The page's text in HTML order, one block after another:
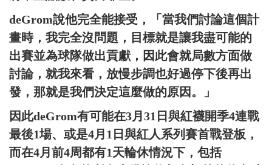
deGrom說他完全能接受，「當我們討論這個計
畫時，我完全沒問題，目標就是讓我盡可能的
出賽並為球隊做出貢獻，因此會就局數方面做
討論，就我來看，放慢步調也好過停下後再出
發，那就是我們決定這麼做的原因。」
因此deGrom有可能在3月31日與紅襪開季4連戰
最後1場、或是4月1日與紅人系列賽首戰登板，
而在4月前4周都有1天輪休情況下，包括